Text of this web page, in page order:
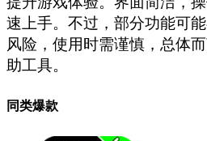
速上手。不过，部分功能可
风险，使用时需谨慎，总体
助工具。
同类爆款